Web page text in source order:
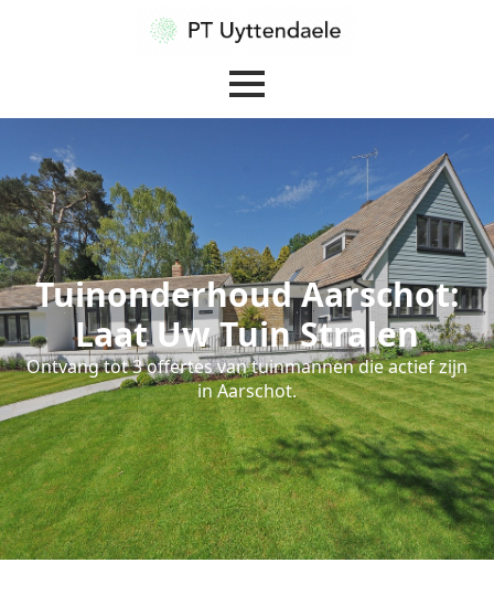
Tuinonderhoud Aarschot:
Laat Uw Tuin Stralen
Ontvang tot 3 offertes van tuinmannen die actief zijn
in Aarschot.